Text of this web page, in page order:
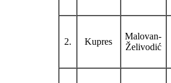
2. Kupres
Malovan-
Želivodić